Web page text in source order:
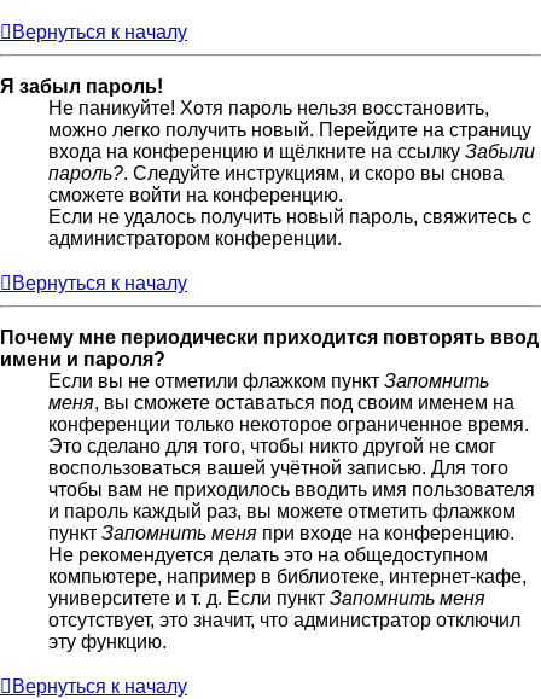
Вернуться к началу
Я забыл пароль!
Не паникуйте! Хотя пароль нельзя восстановить,
можно легко получить новый. Перейдите на страницу
входа на конференцию и щёлкните на ссылку Забыли
пароль?. Следуйте инструкциям, и скоро вы снова
сможете войти на конференцию.
Если не удалось получить новый пароль, свяжитесь с
администратором конференции.
Вернуться к началу
Почему мне периодически приходится повторять ввод
имени и пароля?
Если вы не отметили флажком пункт Запомнить
меня, вы сможете оставаться под своим именем на
конференции только некоторое ограниченное время.
Это сделано для того, чтобы никто другой не смог
воспользоваться вашей учётной записью. Для того
чтобы вам не приходилось вводить имя пользователя
и пароль каждый раз, вы можете отметить флажком
пункт Запомнить меня при входе на конференцию.
Не рекомендуется делать это на общедоступном
компьютере, например в библиотеке, интернет-кафе,
университете и т. д. Если пункт Запомнить меня
отсутствует, это значит, что администратор отключил
эту функцию.
Вернуться к началу